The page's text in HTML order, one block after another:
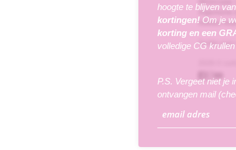
hoogte te blijven
kortingen! Om je
korting en een
volledige CG
P.S. Vergeet niet je
ontvangen mail
email adres
Deze site wordt
Whatsapp
Algemene
Advies
Twijfel over